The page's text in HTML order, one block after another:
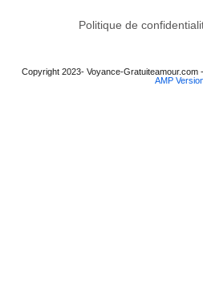
Politique de
Copyright 2023- Voyance-Gratuiteamour.com
AMP